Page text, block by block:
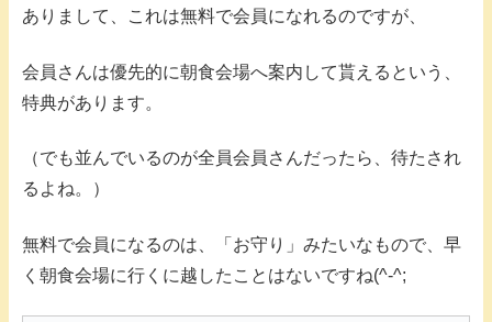
ありまして、これは無料で会員になれるのですが、
会員さんは優先的に朝食会場へ案内して貰えるという、
特典があります。
（でも並んでいるのが全員会員さんだったら、待たされ
るよね。）
無料で会員になるのは、「お守り」みたいなもので、早
く朝食会場に行くに越したことはないですね(^-^;